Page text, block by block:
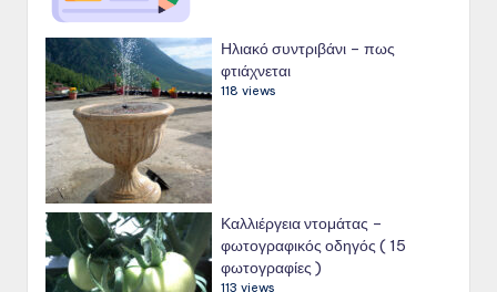
Ηλιακό συντριβάνι – πως
φτιάχνεται
118 views
Καλλιέργεια ντομάτας –
φωτογραφικός οδηγός ( 15
φωτογραφίες )
113 views